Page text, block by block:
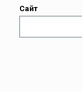
Сайт